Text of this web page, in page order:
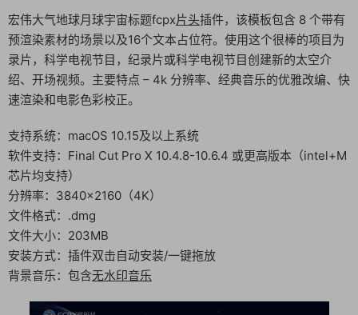
宏伟大气地球月球宇宙标题fcpx片头插件，该模板包含 8 个带有
预渲染素材的场景以及16个文本占位符。使用这个很棒的项目为
录片，科学电视节目，纪录片或科学电视节目创建新的太空介
绍、开场视频。主要特点 – 4k 分辨率、经典音乐的优雅改编、快
速渲染和电影色彩校正。
支持系统：macOS 10.15及以上系统
软件支持：Final Cut Pro X 10.4.8-10.6.4 或更高版本（intel+M
芯片均支持）
分辨率：3840×2160（4K）
文件格式：.dmg
文件大小：203MB
安装方式：插件双击自动安装/一键拖放
背景音乐：包含无水印音乐